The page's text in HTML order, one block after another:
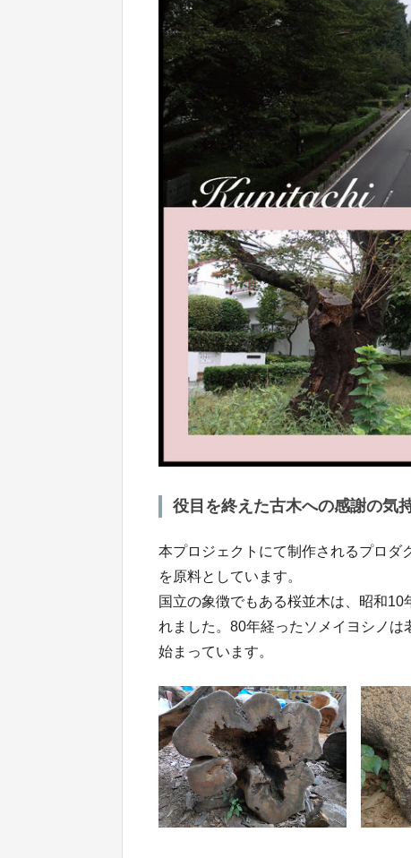
役目を終えた古木への感謝の気
本プロジェクトにて制作されるプロダ
を原料としています。
国立の象徴でもある桜並木は、昭和
れました。80年経ったソメイヨシノ
始まっています。